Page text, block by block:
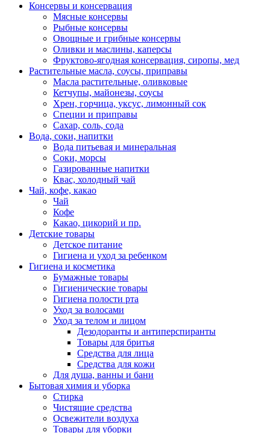
Консервы и консервация
Мясные консервы
Рыбные консервы
Овощные и грибные консервы
Оливки и маслины, каперсы
Фруктово-ягодная консервация, сиропы, мед
Растительные масла, соусы, приправы
Масла растительные, оливковые
Кетчупы, майонезы, соусы
Хрен, горчица, уксус, лимонный сок
Специи и приправы
Сахар, соль, сода
Вода, соки, напитки
Вода питьевая и минеральная
Соки, морсы
Газированные напитки
Квас, холодный чай
Чай, кофе, какао
Чай
Кофе
Какао, цикорий и пр.
Детские товары
Детское питание
Гигиена и уход за ребенком
Гигиена и косметика
Бумажные товары
Гигиенические товары
Гигиена полости рта
Уход за волосами
Уход за телом и лицом
Дезодоранты и антиперспиранты
Товары для бритья
Средства для лица
Средства для кожи
Для душа, ванны и бани
Бытовая химия и уборка
Стирка
Чистящие средства
Освежители воздуха
Товары для уборки